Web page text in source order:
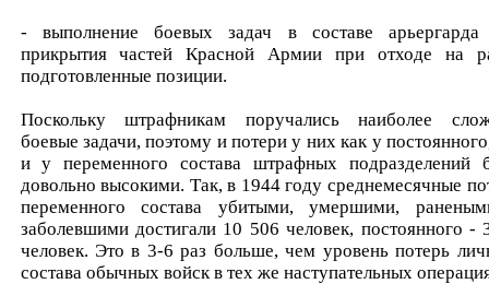
- выполнение боевых задач в составе арьергарда
прикрытия частей Красной Армии при отходе на
подготовленные позиции.
Поскольку штрафникам поручались наиболее
боевые задачи, поэтому и потери у них как у
и у переменного состава штрафных подразделений
довольно высокими. Так, в 1944 году среднемесячные
переменного состава убитыми, умершими,
заболевшими достигали 10 506 человек, постоянного -
человек. Это в 3-6 раз больше, чем уровень потерь
состава обычных войск в тех же наступательных